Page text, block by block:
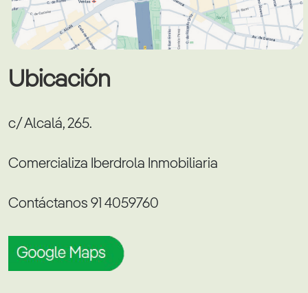
Ubicación
c/ Alcalá, 265.
Comercializa Iberdrola Inmobiliaria
Contáctanos 91 4059760